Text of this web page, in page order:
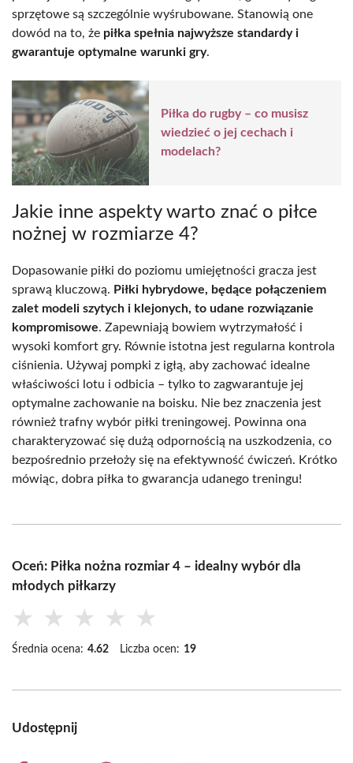
sprzętowe są szczególnie wyśrubowane. Stanowią one
dowód na to, że piłka spełnia najwyższe standardy i
gwarantuje optymalne warunki gry.
Piłka do rugby – co musisz
wiedzieć o jej cechach i
modelach?
Jakie inne aspekty warto znać o piłce
nożnej w rozmiarze 4?
Dopasowanie piłki do poziomu umiejętności gracza jest
sprawą kluczową. Piłki hybrydowe, będące połączeniem
zalet modeli szytych i klejonych, to udane rozwiązanie
kompromisowe. Zapewniają bowiem wytrzymałość i
wysoki komfort gry. Równie istotna jest regularna kontrola
ciśnienia. Używaj pompki z igłą, aby zachować idealne
właściwości lotu i odbicia – tylko to zagwarantuje jej
optymalne zachowanie na boisku. Nie bez znaczenia jest
również trafny wybór piłki treningowej. Powinna ona
charakteryzować się dużą odpornością na uszkodzenia, co
bezpośrednio przełoży się na efektywność ćwiczeń. Krótko
mówiąc, dobra piłka to gwarancja udanego treningu!
Oceń: Piłka nożna rozmiar 4 – idealny wybór dla
młodych piłkarzy
★ ★ ★ ★ ★
Średnia ocena: 4.62 Liczba ocen: 19
Udostępnij